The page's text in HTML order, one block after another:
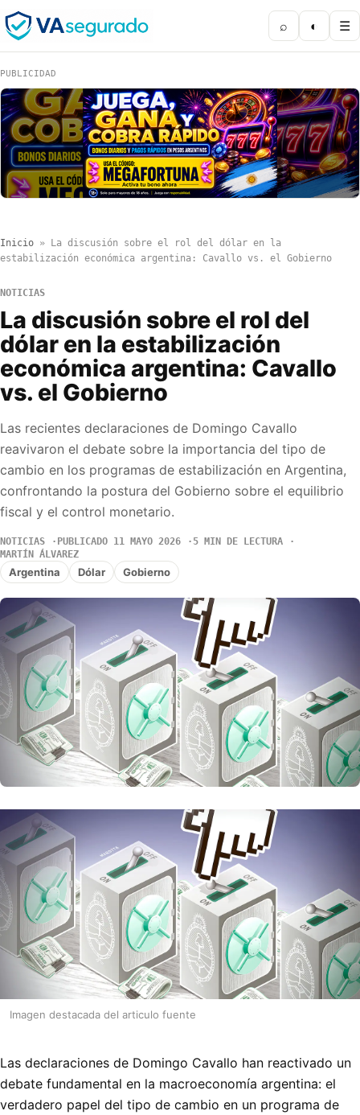
⌕ ◐ ☰
PUBLICIDAD
Inicio »
La discusión sobre el rol del dólar en la
estabilización económica argentina: Cavallo vs. el Gobierno
NOTICIAS
La discusión sobre el rol del
dólar en la estabilización
económica argentina: Cavallo
vs. el Gobierno
Las recientes declaraciones de Domingo Cavallo
reavivaron el debate sobre la importancia del tipo de
cambio en los programas de estabilización en Argentina,
confrontando la postura del Gobierno sobre el equilibrio
fiscal y el control monetario.
NOTICIAS PUBLICADO 11 MAYO 2026
5 MIN DE LECTURA
MARTÍN ÁLVAREZ
Argentina Dólar Gobierno
Imagen destacada del articulo fuente
Las declaraciones de Domingo Cavallo han reactivado un
debate fundamental en la macroeconomía argentina: el
verdadero papel del tipo de cambio en un programa de